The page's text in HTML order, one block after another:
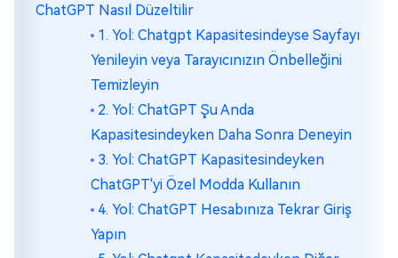
ChatGPT Nasıl Düzeltilir
1. Yol: Chatgpt Kapasitesindeyse Sayfayı
Yenileyin veya Tarayıcınızın Önbelleğini
Temizleyin
2. Yol: ChatGPT Şu Anda
Kapasitesindeyken Daha Sonra Deneyin
3. Yol: ChatGPT Kapasitesindeyken
ChatGPT'yi Özel Modda Kullanın
4. Yol: ChatGPT Hesabınıza Tekrar Giriş
Yapın